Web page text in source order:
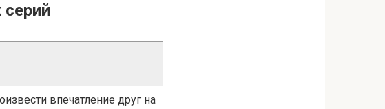
впечатление друг на